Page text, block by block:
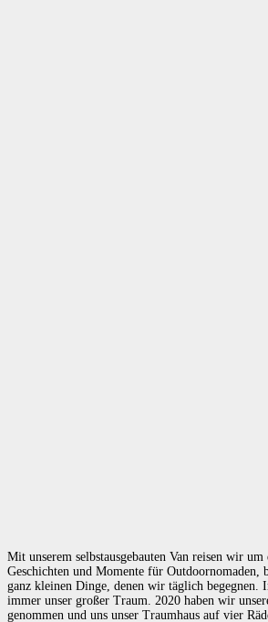
Mit unserem selbstausgebauten Van reisen wir
Geschichten und Momente für Outdoornomaden,
ganz kleinen Dinge, denen wir täglich begegnen.
immer unser großer Traum. 2020 haben wir
genommen und uns unser Traumhaus auf vier